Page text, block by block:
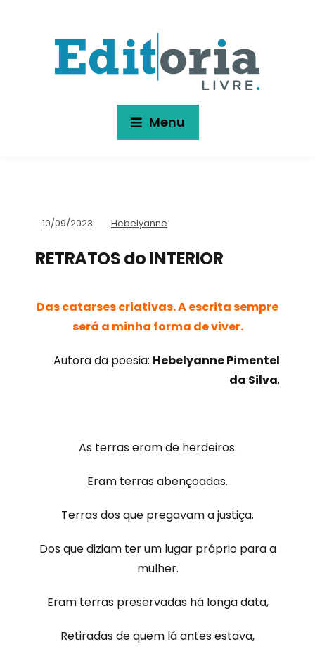
Menu
10/09/2023 Hebelyanne
RETRATOS do INTERIOR
Das catarses criativas. A escrita sempre
será a minha forma de viver.
Autora da poesia: Hebelyanne Pimentel
da Silva.
As terras eram de herdeiros.
Eram terras abençoadas.
Terras dos que pregavam a justiça.
Dos que diziam ter um lugar próprio para a
mulher.
Eram terras preservadas há longa data,
Retiradas de quem lá antes estava,